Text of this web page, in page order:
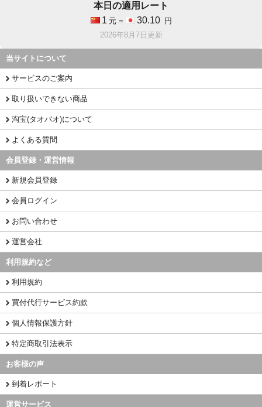
本日の適用レート
1 元 = 30.10
円
2026年8月7日更新
当サイトについて
サービスのご案内
取り扱いできない商品
淘宝(タオバオ)について
よくある質問
会員登録・運営情報
新規会員登録
会員ログイン
お問い合わせ
運営会社
利用規約など
利用規約
買付代行サービス約款
個人情報保護方針
特定商取引法表示
お客様の声
到着レポート
運営サービス